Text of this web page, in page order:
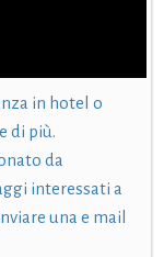
in hotel o
di più.
da
interessati a
una e mail